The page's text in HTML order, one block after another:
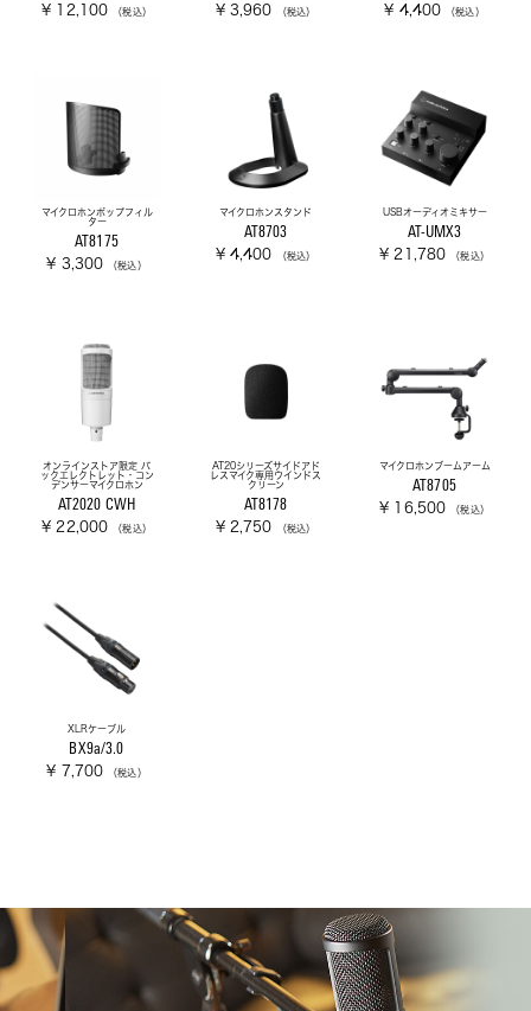
¥ 12,100 （税込） ¥ 3,960 （税込） ¥ 4,400 （税込）
マイクロホンポップフィル
ター
AT8175
¥ 3,300 （税込）
マイクロホンスタンド
AT8703
¥ 4,400 （税込）
USBオーディオミキサー
AT-UMX3
¥ 21,780 （税込）
オンラインストア限定 バ
ックエレクトレット・コン
デンサーマイクロホン
AT2020 CWH
¥ 22,000 （税込）
AT20シリーズサイドアド
レスマイク専用ウインドス
クリーン
AT8178
¥ 2,750 （税込）
マイクロホンブームアーム
AT8705
¥ 16,500 （税込）
XLRケーブル
BX9a/3.0
¥ 7,700 （税込）